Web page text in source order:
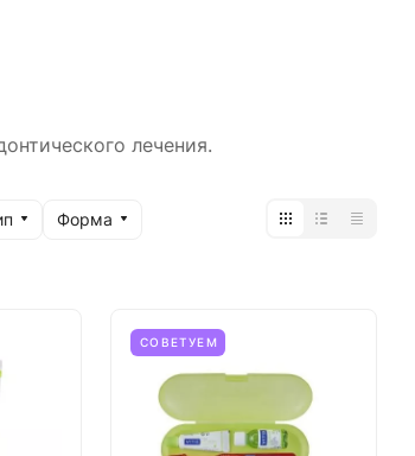
лечения.
Форма
СОВЕТУЕМ